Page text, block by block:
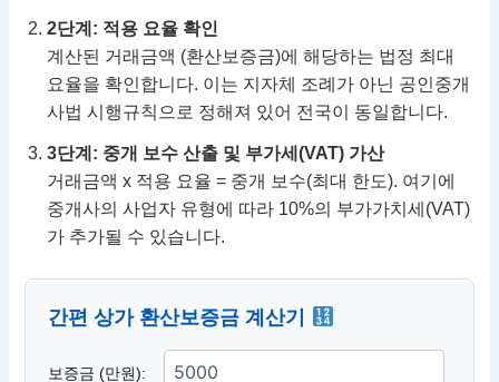
2단계: 적용 요율 확인
계산된 거래금액 (환산보증금)에 해당하는 법정 최대
요율을 확인합니다. 이는 지자체 조례가 아닌 공인중개
사법 시행규칙으로 정해져 있어 전국이 동일합니다.
3단계: 중개 보수 산출 및 부가세(VAT) 가산
거래금액 x 적용 요율 = 중개 보수(최대 한도). 여기에
중개사의 사업자 유형에 따라 10%의 부가가치세(VAT)
가 추가될 수 있습니다.
간편 상가 환산보증금 계산기
보증금 (만원):